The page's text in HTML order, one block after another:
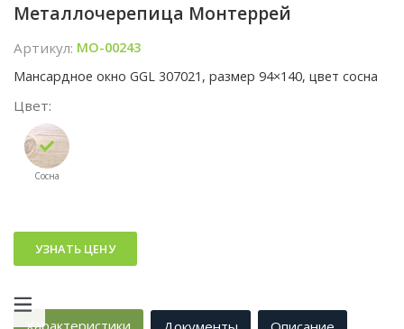
Металлочерепица Монтеррей
Артикул: MO-00243
Мансардное окно GGL 307021, размер 94×140, цвет сосна
Цвет
Сосна
УЗНАТЬ ЦЕНУ